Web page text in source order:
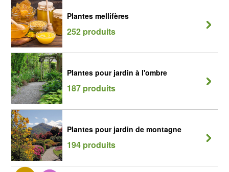
Plantes mellifères
252 produits
Plantes pour jardin à l'ombre
187 produits
Plantes pour jardin de montagne
194 produits